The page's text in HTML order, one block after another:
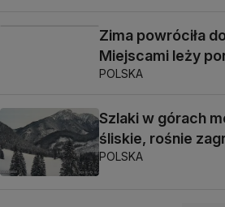
Zima powróciła
Miejscami leży
POLSKA
Szlaki w górach
śliskie, rośnie
POLSKA